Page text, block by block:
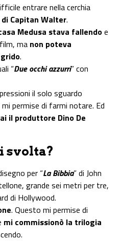
entrare nella cerchia
Capitan Walter.
Medusa stava fallendoe
ma non poteva
.
“Due occhi azzurri” con
il solo sguardo
permise di farmi notare. Ed
il produttore Dino De
svolta?
per “La Bibbia” di John
grande sei metri per tre,
di Hollywood.
. Questo mi permise di
mi commissionò la trilogia